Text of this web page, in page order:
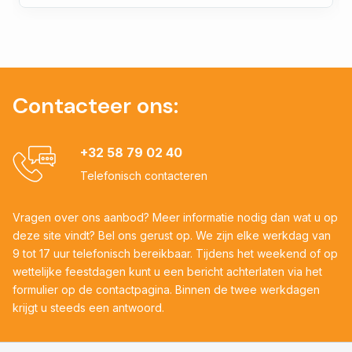
Contacteer ons:
+32 58 79 02 40
Telefonisch contacteren
Vragen over ons aanbod? Meer informatie nodig dan wat u op
deze site vindt? Bel ons gerust op. We zijn elke werkdag van
9 tot 17 uur telefonisch bereikbaar. Tijdens het weekend of op
wettelijke feestdagen kunt u een bericht achterlaten via het
formulier op de contactpagina. Binnen de twee werkdagen
krijgt u steeds een antwoord.